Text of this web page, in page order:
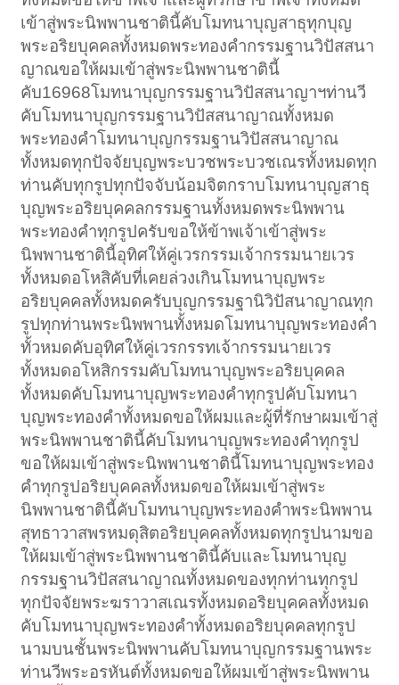
เข้าสู่พระนิพพานชาตินี้คับโมทนาบุญสาธุทุกบุญ
พระอริยบุคคลทั้งหมดพระทองคำกรรมฐานวิปัสสนา
ญาณขอให้ผมเข้าสู่พระนิพพานชาตินี้
คับ16968โมทนาบุญกรรมฐานวิปัสสนาญาฯท่านวี
คับโมทนาบุญกรรมฐานวิปัสสนาญาณทั้งหมด
พระทองคำโมทนาบุญกรรมฐานวิปัสสนาญาณ
ทั้งหมดทุกปัจจัยบุญพระบวชพระบวชเณรทั้งหมดทุก
ท่านคับทุกรูปทุกปัจจับน้อมจิตกราบโมทนาบุญสาธุ
บุญพระอริยบุคคลกรรมฐานทั้งหมดพระนิพพาน
พระทองคำทุกรูปครับขอให้ข้าพเจ้าเข้าสู่พระ
นิพพานชาตินี้อุทิศให้คู่เวรกรรมเจ้ากรรมนายเวร
ทั้งหมดอโหสิคับที่เคยล่วงเกินโมทนาบุญพระ
อริยบุคคลทั้งหมดครับบุญกรรมฐานิวิปัสนาญาณทุก
รูปทุกท่านพระนิพพานทั้งหมดโมทนาบุญพระทองคำ
ทั้วหมดคับอุทิศให้คู่เวรกรรทเจ้ากรรมนายเวร
ทั้งหมดอโหสิกรรมคับโมทนาบุญพระอริยบุคคล
ทั้งหมดคับโมทนาบุญพระทองคำทุกรูปคับโมทนา
บุญพระทองคำทั้งหมดขอให้ผมและผู้ที่รักษาผมเข้าสู่
พระนิพพานชาตินี้คับโมทนาบุญพระทองคำทุกรูป
ขอให้ผมเข้าสู่พระนิพพานชาตินี้โมทนาบุญพระทอง
คำทุกรูปอริยบุคคลทั้งหมดขอให้ผมเข้าสู่พระ
นิพพานชาตินี้คับโมทนาบุญพระทองคำพระนิพพาน
สุทธาวาสพรหมดุสิตอริยบุคคลทั้งหมดทุกรูปนามขอ
ให้ผมเข้าสู่พระนิพพานชาตินี้คับและโมทนาบุญ
กรรมฐานวิปัสสนาญาณทั้งหมดของทุกท่านทุกรูป
ทุกปัจจัยพระฆราวาสเณรทั้งหมดอริยบุคคลทั้งหมด
คับโมทนาบุญพระทองคำทั้งหมดอริยบุคคลทุกรูป
นามบนชั้นพระนิพพานคับโมทนาบุญกรรมฐานพระ
ท่านวีพระอรหันต์ทั้งหมดขอให้ผมเข้าสู่พระนิพพาน